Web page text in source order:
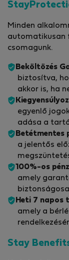
Minden
automatikusan
csomagunk.
Beköltözés
biztosítva,
akkor is, ha
egyenlő
adása a
Betétmentes
a jelentős
100%-os
amely
Heti 7 napos
amely a
Stay